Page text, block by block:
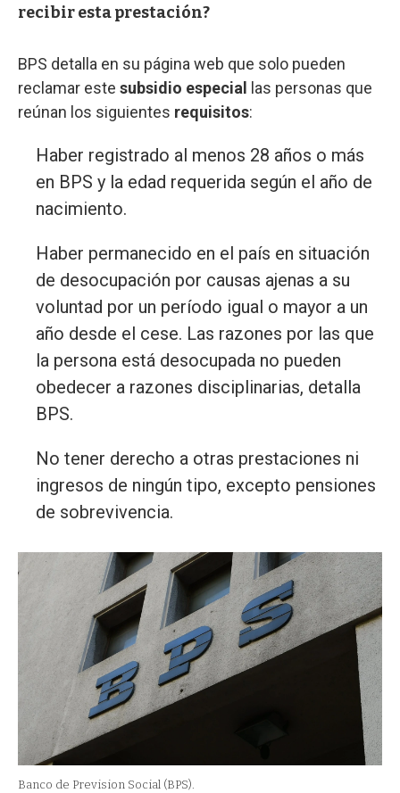
recibir esta prestación?
BPS detalla en su página web que solo pueden
reclamar este subsidio especial
las personas que
reúnan los siguientes requisitos:
Haber registrado al menos 28 años o más
en BPS y la edad requerida según el año de
nacimiento.
Haber permanecido en el país en situación
de desocupación por causas ajenas a su
voluntad por un período igual o mayor a un
año desde el cese. Las razones por las que
la persona está desocupada no pueden
obedecer a razones disciplinarias, detalla
BPS.
No tener derecho a otras prestaciones ni
ingresos de ningún tipo, excepto pensiones
de sobrevivencia.
Banco de Prevision Social (BPS).